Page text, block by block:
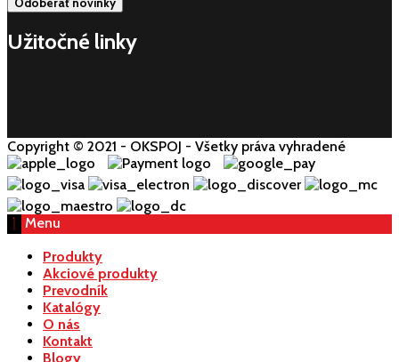
Užitočné linky
Copyright © 2021 - OKSPOJ - Všetky práva vyhradené
Menu
Produkty
Akciové produkty
Prevodník
Katalógy
O nás
Kontakt
Blogy